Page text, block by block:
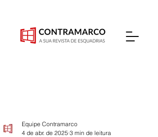
Equipe Contramarco
4 de abr. de 2025 3 min de leitura